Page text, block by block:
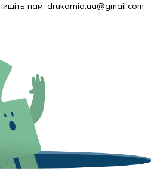
нам: drukarnia.ua@gmail.com